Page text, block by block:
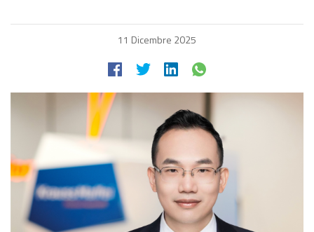
11 Dicembre 2025